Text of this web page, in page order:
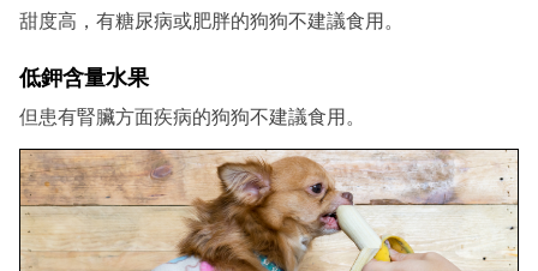
甜度高，有糖尿病或肥胖的狗狗不建議食用。
低鉀含量水果
但患有腎臟方面疾病的狗狗不建議食用。